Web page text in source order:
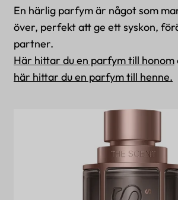
En härlig parfym är något som
över, perfekt att ge ett syskon,
partner.
Här hittar du en parfym till honom
här hittar du en parfym till henne.